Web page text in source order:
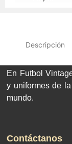
Descripción
En Futbol
y uniformes de
mundo.
Contáctanos